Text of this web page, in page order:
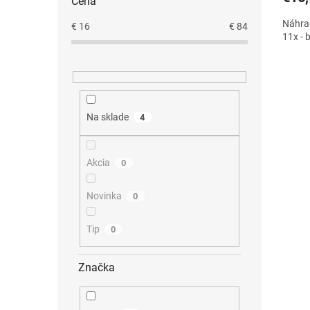
€ 16 € 84
Na sklade 4
Akcia 0
Novinka 0
Tip 0
Značka
11x -